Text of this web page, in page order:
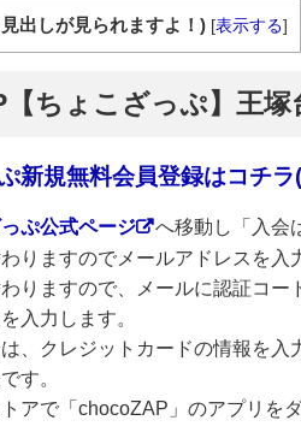
出しが見られますよ！) [表示する]
ちょこざっぷ】王塚
新規無料会員登録はコチラ
ぷ公式ページ
へ移動し「入会
りますのでメールアドレスを入
りますので、メールに認証コ
入力します。
、クレジットカードの情報を
す。
アで「chocoZAP」のアプリを